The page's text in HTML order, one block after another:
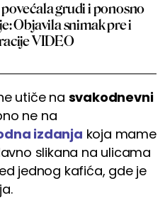
grudi i ponosno
Objavila snimak pre i
VIDEO
utiče na svakodnevni
ne na
izdanja koja mame
slikana na ulicama
jednog kafića, gde je